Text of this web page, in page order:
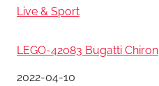
關於
Live & Sport
LEGO-42083 Bugatti Chiron
日期
2022-04-10